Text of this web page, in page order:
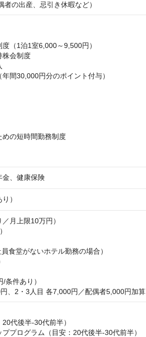
者の出産、忌引き休暇など）
（1泊1室6,000～9,500円）
株会制度
間30,000円分のポイント付与）
めの短時間勤務制度
金、健康保険
）
月上限10万円）
食堂がないホテル勤務の場合）
条件あり）
、2・3人目 各7,000円／配偶者5,000円加算
代後半-30代前半）
プログラム（目安：20代後半-30代前半）